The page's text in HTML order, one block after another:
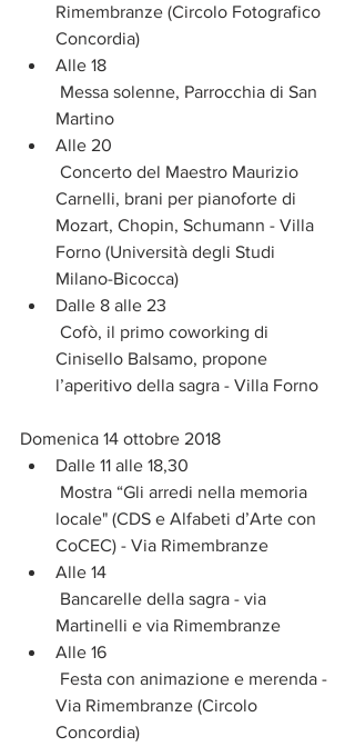
Rimembranze (Circolo Fotografico
Concordia)
Alle 18
Martino
Alle 20
Carnelli, brani per pianoforte di
Mozart, Chopin, Schumann - Villa
Forno (Università degli Studi
Milano-Bicocca)
Dalle 8 alle 23
Cinisello Balsamo, propone
l’aperitivo della sagra - Villa Forno
Domenica 14 ottobre 2018
Dalle 11 alle 18,30
locale" (CDS e Alfabeti d’Arte con
CoCEC) - Via Rimembranze
Alle 14
Martinelli e via Rimembranze
Alle 16
Via Rimembranze (Circolo
Concordia)